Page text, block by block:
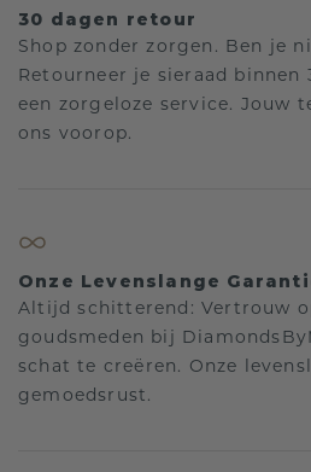
30 dagen retour
Shop zonder zorgen. Ben je
Retourneer je sieraad binnen
een zorgeloze service. Jouw
ons voorop.
Onze Levenslange
Altijd schitterend: Vertrouw
goudsmeden bij
schat te creëren. Onze
gemoedsrust.